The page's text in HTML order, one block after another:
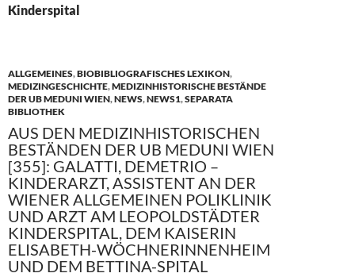
Kinderspital
ALLGEMEINES,BIOBIBLIOGRAFISCHES LEXIKON,
MEDIZINGESCHICHTE,MEDIZINHISTORISCHE BESTÄNDE
DER UB MEDUNI WIEN,NEWS,NEWS1,SEPARATA
BIBLIOTHEK
AUS DEN MEDIZINHISTORISCHEN
BESTÄNDEN DER UB MEDUNI WIEN
[355]: GALATTI, DEMETRIO –
KINDERARZT, ASSISTENT AN DER
WIENER ALLGEMEINEN POLIKLINIK
UND ARZT AM LEOPOLDSTÄDTER
KINDERSPITAL, DEM KAISERIN
ELISABETH-WÖCHNERINNENHEIM
UND DEM BETTINA-SPITAL